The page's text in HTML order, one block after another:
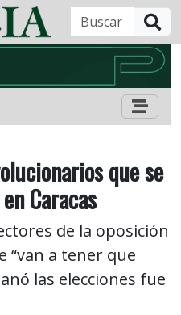
que se
Caracas
de la oposición
“van a tener que
las elecciones fue